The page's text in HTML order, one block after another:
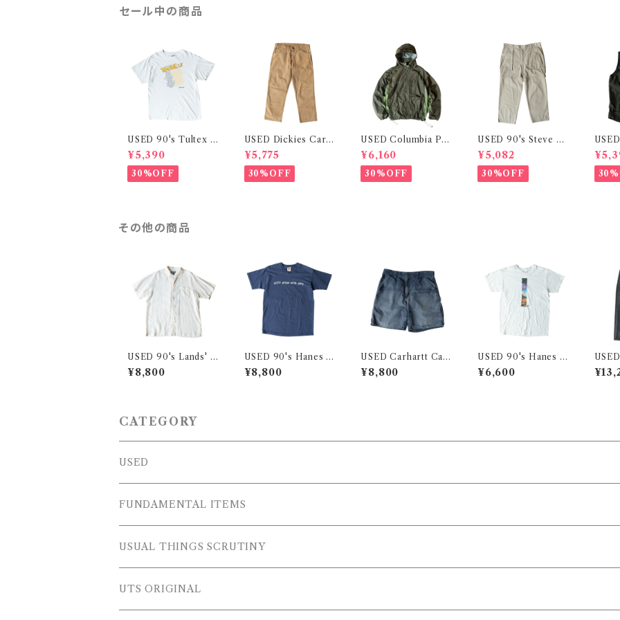
セール中の商品
USED 90's Tultex P
rinted S/S Tee
¥5,390
30%OFF
USED Dickies Carp
enter Pants
¥5,775
30%OFF
USED Columbia Pac
kable Nylon Jacket
¥6,160
30%OFF
USED 90's Steve De
tachable Fatigue Pa
nts
¥5,082
30%OFF
on
その他の商品
USED 90's Lands' E
nd Linen S/S Shirt
¥8,800
USED 90's Hanes P
rinted Tee
¥8,800
USED Carhartt Car
penter Shorts
¥8,800
USED 90's Hanes P
rinted S/S Tee
¥6,600
i's
Jeans
CATEGORY
USED
OUTER WEARS
FLEECE
SWEAT SHIRTS
FUNDAMENTAL ITEMS
TOPS
PANTS
USUAL THINGS SCRUTINY
Outer Wear
UTS ORIGINAL